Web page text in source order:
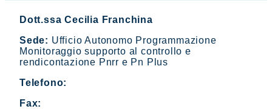
Dott.ssa Cecilia Franchina
Sede: Ufficio Autonomo Programmazione
Monitoraggio supporto al controllo e
rendicontazione Pnrr e Pn Plus
Telefono:
Fax: